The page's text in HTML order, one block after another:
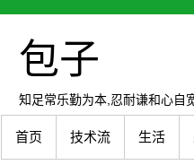
包子
知足常乐勤为本,忍耐谦和心自
首页 技术流 生活